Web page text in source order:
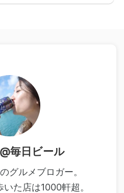
毎日ビール
グルメブロガー。
た店は1000軒超。